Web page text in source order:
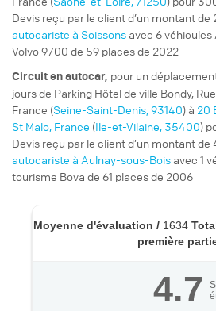
Devis reçu par le client d’un montant de
autocariste à Soissons avec 6
Volvo 9700 de 59 places de 2022
Circuiten autocar, pour un
jours de Parking Hôtel de ville Bondy,
France (Seine-Saint-Denis, 93140) à 20
St Malo, France (Ile-et-Vilaine, 35400)
Devis reçu par le client d’un montant de
autocariste à Aulnay-sous-Bois avec 1
tourisme Bova de 61 places de 2006
Moyenne d'évaluation / 1634
première
4.7